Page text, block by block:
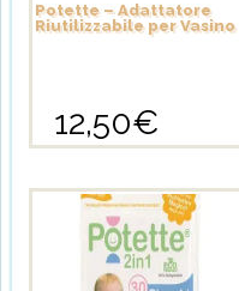
Potette – Adattatore
Riutilizzabile per Vasino
12,50€